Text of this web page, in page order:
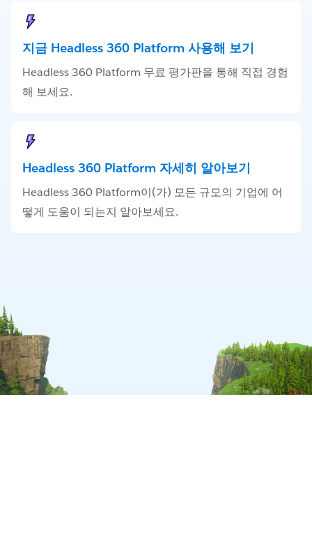
지금 Headless 360 Platform 사용해 보기
Headless 360 Platform 무료 평가판을 통해 직접 경험
해 보세요.
Headless 360 Platform 자세히 알아보기
Headless 360 Platform이(가) 모든 규모의 기업에 어
떻게 도움이 되는지 알아보세요.